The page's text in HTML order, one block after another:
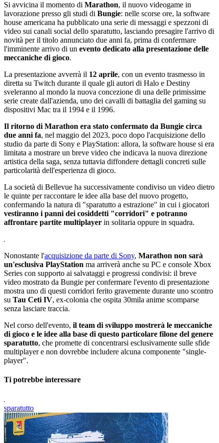
Si avvicina il momento di Marathon, il nuovo videogame in
lavorazione presso gli studi di Bungie: nelle scorse ore, la software
house americana ha pubblicato una serie di messaggi e spezzoni di
video sui canali social dello sparatutto, lasciando presagire l'arrivo di
novità per il titolo annunciato due anni fa, prima di confermare
l'imminente arrivo di un evento dedicato alla presentazione delle
meccaniche di gioco.
La presentazione avverrà il 12 aprile, con un evento trasmesso in
diretta su Twitch durante il quale gli autori di Halo e Destiny
sveleranno al mondo la nuova concezione di una delle primissime
serie create dall'azienda, uno dei cavalli di battaglia del gaming su
dispositivi Mac tra il 1994 e il 1996.
Il ritorno di Marathon era stato confermato da Bungie circa
due anni fa, nel maggio del 2023, poco dopo l'acquisizione dello
studio da parte di Sony e PlayStation: allora, la software house si era
limitata a mostrare un breve video che indicava la nuova direzione
artistica della saga, senza tuttavia diffondere dettagli concreti sulle
particolarità dell'esperienza di gioco.
La società di Bellevue ha successivamente condiviso un video dietro
le quinte per raccontare le idee alla base del nuovo progetto,
confermando la natura di "sparatutto a estrazione" in cui i giocatori
vestiranno i panni dei cosiddetti "corridori" e potranno
affrontare partite multiplayer in solitaria oppure in squadra.
Nonostante l'acquisizione da parte di Sony, Marathon non sarà
un'esclusiva PlayStation ma arriverà anche su PC e console Xbox
Series con supporto ai salvataggi e progressi condivisi: il breve
video mostrato da Bungie per confermare l'evento di presentazione
mostra uno di questi corridori ferito gravemente durante uno scontro
su Tau Ceti IV, ex-colonia che ospita 30mila anime scomparse
senza lasciare traccia.
Nel corso dell'evento, il team di sviluppo mostrerà le meccaniche
di gioco e le idee alla base di questo particolare filone del genere
sparatutto, che promette di concentrarsi esclusivamente sulle sfide
multiplayer e non dovrebbe includere alcuna componente "single-
player".
Ti potrebbe interessare
sparatutto